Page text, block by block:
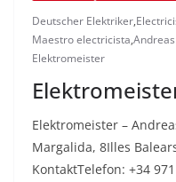
Deutscher Elektriker,
Maestro electricista,
Elektromeister
Elektromeister –
Margalida, 8Illes
KontaktTelefon: +34